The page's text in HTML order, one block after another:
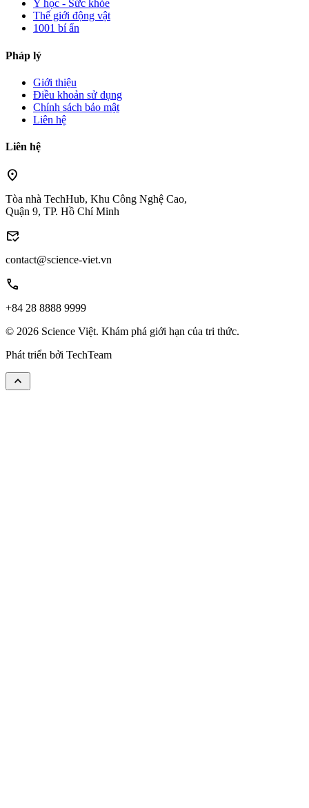
Y học - Sức khỏe
Thế giới động vật
1001 bí ẩn
Pháp lý
Giới thiệu
Điều khoản sử dụng
Chính sách bảo mật
Liên hệ
Liên hệ
location_on
Tòa nhà TechHub, Khu Công Nghệ Cao,
Quận 9, TP. Hồ Chí Minh
mark_email_read
contact@science-viet.vn
call
+84 28 8888 9999
© 2026 Science Việt. Khám phá giới hạn của tri thức.
Phát triển bởi TechTeam
keyboard_arrow_up